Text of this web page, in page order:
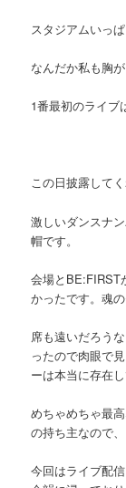
スタジアムいっぱ
なんだか私も胸
1番最初のライブ
この日披露して
激しいダンスナ
帽です。
会場とBE:FIRST
かったです。魂
席も遠いだろう
ったので肉眼で
ーは本当に存在
めちゃめちゃ最
の持ち主なので、
今回はライブ配